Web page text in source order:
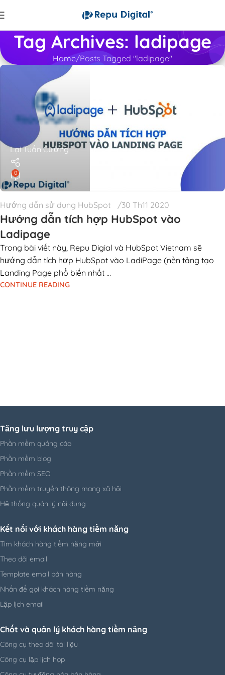
Tag Archives: ladipage
Home Posts Tagged "ladipage"
Lại Tuấn Cường
0
Hướng dẫn sử dụng HubSpot 30 Th11 2020
Hướng dẫn tích hợp HubSpot vào
Ladipage
Trong bài viết này, Repu Digial và HubSpot Vietnam sẽ
hướng dẫn tích hợp HubSpot vào LadiPage (nền tảng tạo
Landing Page phổ biến nhất ...
CONTINUE READING
Tăng lưu lượng truy cập
Phần mềm quảng cáo
Phần mềm blog
Phần mềm SEO
Phần mềm truyền thông mạng xã hội
Hệ thống quản lý nội dung
Kết nối với khách hàng tiềm năng
Tìm khách hàng tiềm năng mới
Theo dõi email
Template email bán hàng
Nhấn để gọi khách hàng tiềm năng
Lập lịch email
Chốt và quản lý khách hàng tiềm năng
Công cụ theo dõi tài liệu
Công cụ lập lịch họp